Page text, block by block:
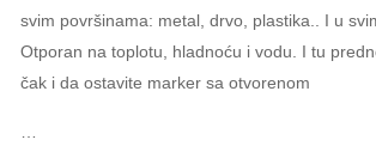
svim površinama: metal, drvo, plastika.. I u
Otporan na toplotu, hladnoću i vodu. I tu
čak i da ostavite marker sa otvorenom